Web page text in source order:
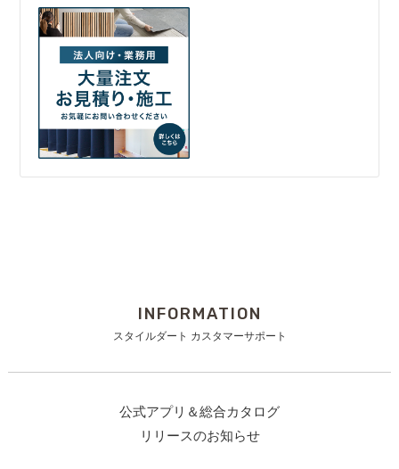
INFORMATION
スタイルダート カスタマーサポート
公式アプリ＆総合カタログ
リリースのお知らせ